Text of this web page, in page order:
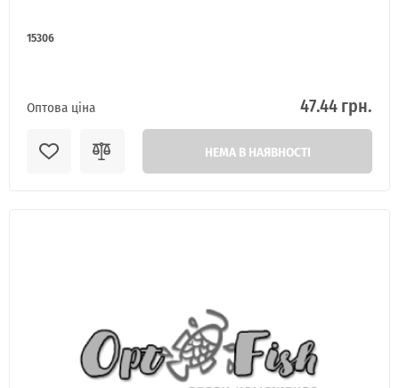
15306
Оптова ціна 47.44 грн.
НЕМА В НАЯВНОСТІ